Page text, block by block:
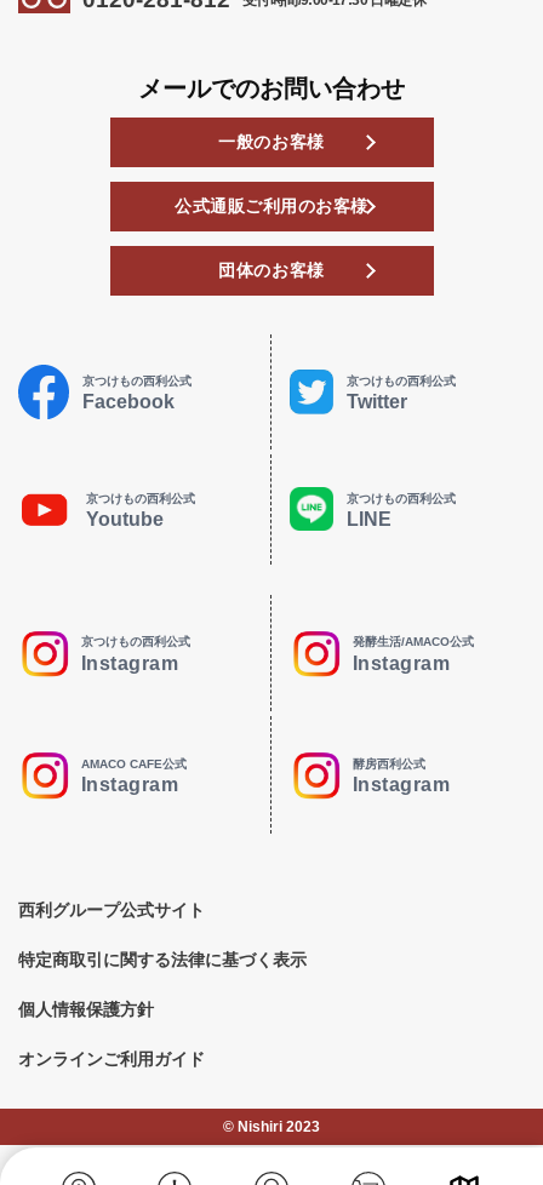
メールでのお問い合わせ
一般のお客様
公式通販ご利用のお客様
団体のお客様
京つけもの西利公式
Facebook
京つけもの西利公式
Twitter
京つけもの西利公式
Youtube
京つけもの西利公式
LINE
京つけもの西利公式
Instagram
発酵生活/AMACO公式
Instagram
AMACO CAFE公式
Instagram
酵房西利公式
Instagram
西利グループ公式サイト
特定商取引に関する法律に基づく表示
個人情報保護方針
オンラインご利用ガイド
©︎ Nishiri 2023